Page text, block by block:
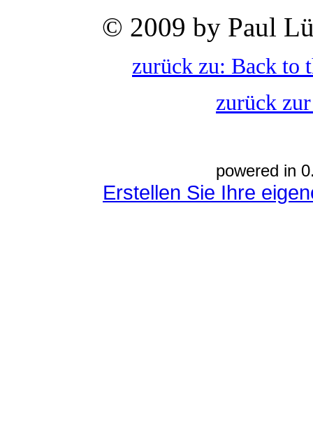
© 2009 by Paul
zurück zu: Back to
zurück
powered in
Erstellen Sie Ihre